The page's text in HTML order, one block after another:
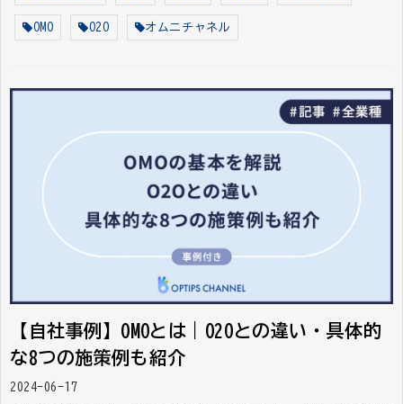
OMO O2O オムニチャネル
【自社事例】OMOとは｜O2Oとの違い・具体的
な8つの施策例も紹介
2024-06-17